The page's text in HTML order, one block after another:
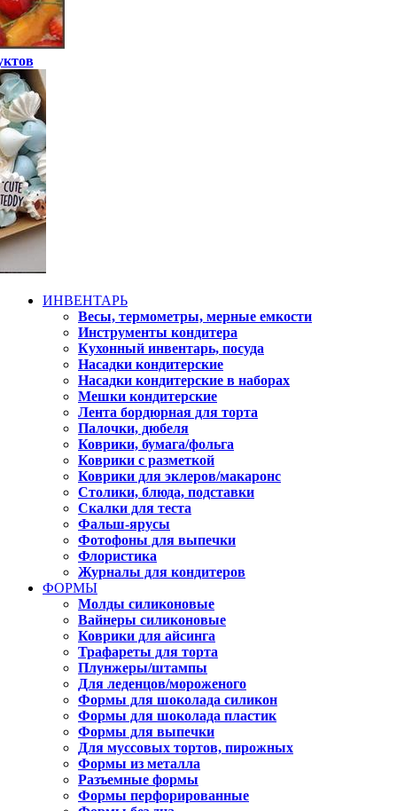
ИНВЕНТАРЬ
Весы, термометры, мерные емкости
Инструменты кондитера
Кухонный инвентарь, посуда
Насадки кондитерские
Насадки кондитерские в наборах
Мешки кондитерские
Лента бордюрная для торта
Палочки, дюбеля
Коврики, бумага/фольга
Коврики с разметкой
Коврики для эклеров/макаронс
Столики, блюда, подставки
Скалки для теста
Фальш-ярусы
Фотофоны для выпечки
Флористика
Журналы для кондитеров
ФОРМЫ
Молды силиконовые
Вайнеры силиконовые
Коврики для айсинга
Трафареты для торта
Плунжеры/штампы
Для леденцов/мороженого
Формы для шоколада силикон
Формы для шоколада пластик
Формы для выпечки
Для муссовых тортов, пирожных
Формы из металла
Разъемные формы
Формы перфорированные